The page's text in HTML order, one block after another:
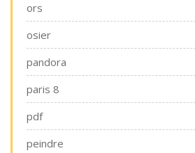
ors
osier
pandora
paris 8
pdf
peindre